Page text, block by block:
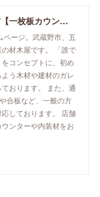
東京・吉祥寺の勝又木材【一枚板カウンター】
ページ。武蔵野市、五
材木屋です。 「誰で
コンセプトに、初め
う木材や建材のガレ
おります。 また、通
合板など、一般の方
しております。 店舗
ンターや内装材をお